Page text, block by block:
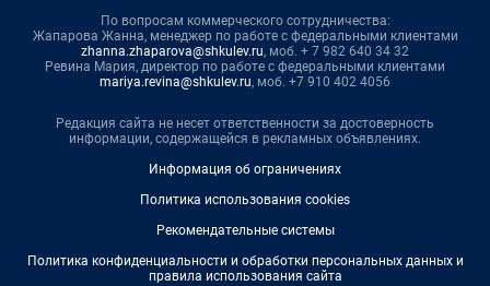
По вопросам коммерческого сотрудничества:
Жапарова Жанна, менеджер по работе с федеральными клиентами
zhanna.zhaparova@shkulev.ru, моб. + 7 982 640 34 32
Ревина Мария, директор по работе с федеральными клиентами
mariya.revina@shkulev.ru, моб. +7 910 402 4056
Редакция сайта не несет ответственности за достоверность
информации, содержащейся в рекламных объявлениях.
Информация об ограничениях
Политика использования cookies
Рекомендательные системы
Политика конфиденциальности и обработки персональных данных и
правила использования сайта